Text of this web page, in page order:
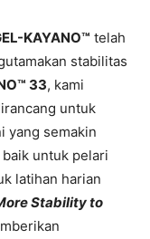
KAYANO™ telah
stabilitas
33, kami
untuk
yang semakin
baik untuk pelari
latihan harian
Stability to